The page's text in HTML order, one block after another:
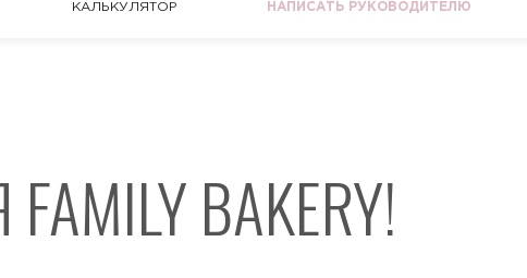
КАЛЬКУЛЯТОР НАПИСАТЬ РУКОВОДИТЕЛЮ
BAKERY!